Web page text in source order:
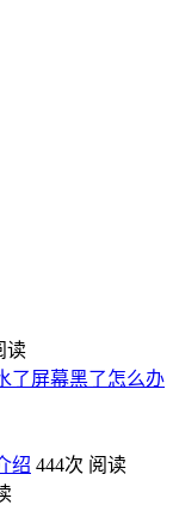
读
了屏幕黑了怎么办
绍 444次 阅读